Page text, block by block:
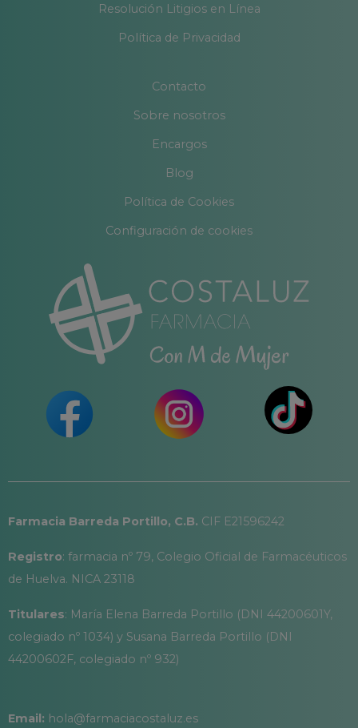
Resolución Litigios en Línea
Política de Privacidad
Contacto
Sobre nosotros
Encargos
Blog
Política de Cookies
Configuración de cookies
Farmacia Barreda Portillo, C.B. CIF E21596242
Registro: farmacia nº 79, Colegio Oficial de Farmacéuticos
de Huelva. NICA 23118
Titulares: María Elena Barreda Portillo (DNI 44200601Y,
colegiado nº 1034) y Susana Barreda Portillo (DNI
44200602F, colegiado nº 932)
Email: hola@farmaciacostaluz.es